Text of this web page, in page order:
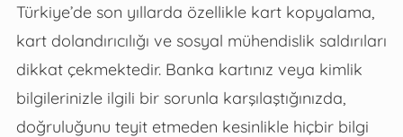
Türkiye’de son yıllarda özellikle kart kopyalama,
kart dolandırıcılığı ve sosyal mühendislik saldırıları
dikkat çekmektedir. Banka kartınız veya kimlik
bilgilerinizle ilgili bir sorunla karşılaştığınızda,
doğruluğunu teyit etmeden kesinlikle hiçbir bilgi